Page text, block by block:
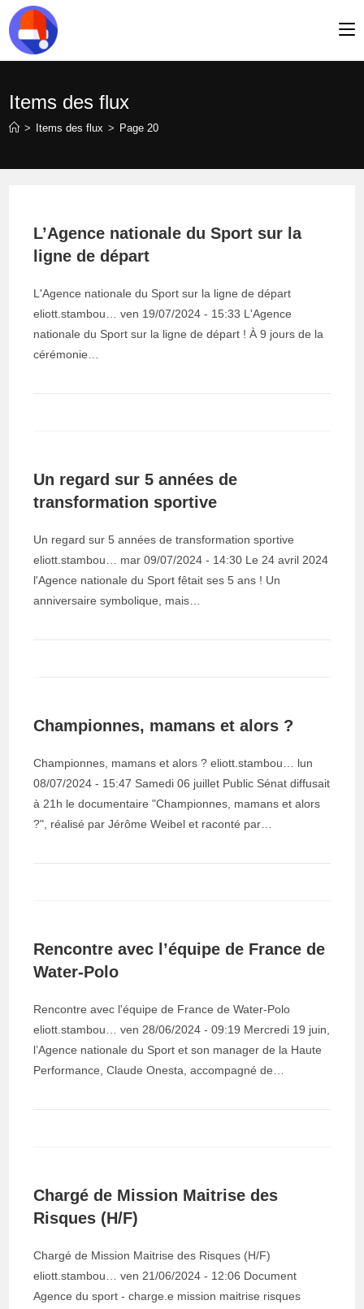
Skip
content
Items des flux
> Items des flux > Page 20
L’Agence nationale du Sport sur la
ligne de départ
L'Agence nationale du Sport sur la ligne de départ
eliott.stambou… ven 19/07/2024 - 15:33 L'Agence
nationale du Sport sur la ligne de départ ! À 9 jours de la
cérémonie…
Un regard sur 5 années de
transformation sportive
Un regard sur 5 années de transformation sportive
eliott.stambou… mar 09/07/2024 - 14:30 Le 24 avril 2024
l'Agence nationale du Sport fêtait ses 5 ans ! Un
anniversaire symbolique, mais…
Championnes, mamans et alors ?
Championnes, mamans et alors ? eliott.stambou… lun
08/07/2024 - 15:47 Samedi 06 juillet Public Sénat diffusait
à 21h le documentaire "Championnes, mamans et alors
?", réalisé par Jérôme Weibel et raconté par…
Rencontre avec l’équipe de France de
Water-Polo
Rencontre avec l'équipe de France de Water-Polo
eliott.stambou… ven 28/06/2024 - 09:19 Mercredi 19 juin,
l’Agence nationale du Sport et son manager de la Haute
Performance, Claude Onesta, accompagné de…
Chargé de Mission Maitrise des
Risques (H/F)
Chargé de Mission Maitrise des Risques (H/F)
eliott.stambou… ven 21/06/2024 - 12:06 Document
Agence du sport - charge.e mission maitrise risques